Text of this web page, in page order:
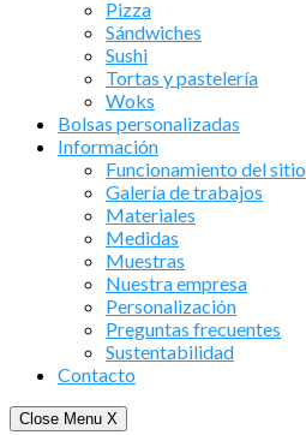
Pizza
Sándwiches
Sushi
Tortas y pastelería
Woks
Bolsas personalizadas
Información
Funcionamiento del sitio
Galería de trabajos
Materiales
Medidas
Muestras
Nuestra empresa
Personalización
Preguntas frecuentes
Sustentabilidad
Contacto
Close Menu X